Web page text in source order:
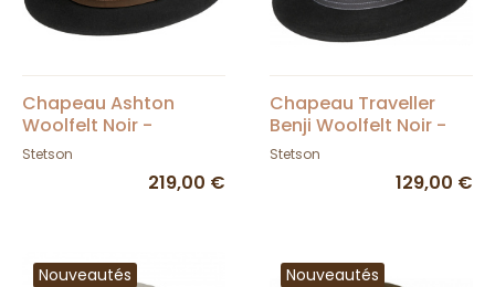
Chapeau Ashton
Woolfelt Noir -
Stetson
Stetson
219,00 €
Chapeau Traveller
Benji Woolfelt Noir -
Stetson
Stetson
129,00 €
Nouveautés Nouveautés